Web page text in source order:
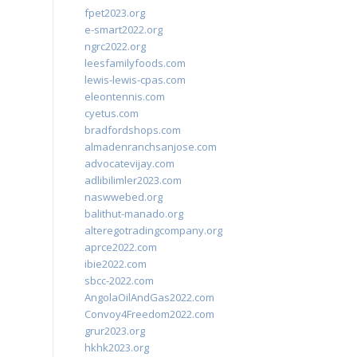
fpet2023.org
e-smart2022.org
ngrc2022.org
leesfamilyfoods.com
lewis-lewis-cpas.com
eleontennis.com
cyetus.com
bradfordshops.com
almadenranchsanjose.com
advocatevijay.com
adlibilimler2023.com
naswwebed.org
balithut-manado.org
alteregotradingcompany.org
aprce2022.com
ibie2022.com
sbcc-2022.com
AngolaOilAndGas2022.com
Convoy4Freedom2022.com
grur2023.org
hkhk2023.org